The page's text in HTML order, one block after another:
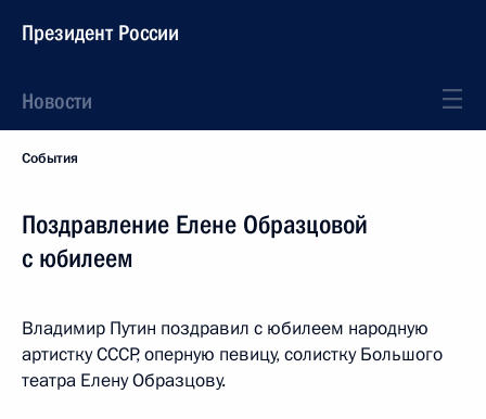
Президент России
Новости
События
Поздравление Елене Образцовой
с юбилеем
Владимир Путин поздравил с юбилеем народную
артистку СССР, оперную певицу, солистку Большого
театра Елену Образцову.